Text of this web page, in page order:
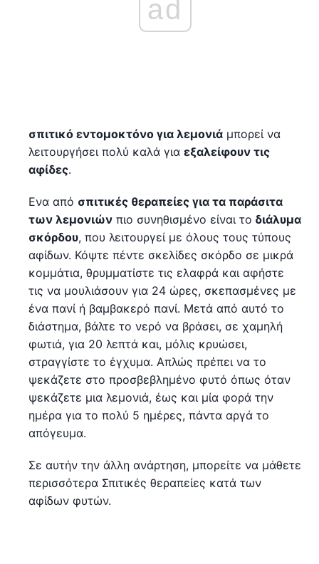
ad
σπιτικό εντομοκτόνο για λεμονιά μπορεί να
λειτουργήσει πολύ καλά για εξαλείφουν τις
αφίδες.
Ενα από σπιτικές θεραπείες για τα παράσιτα
των λεμονιών πιο συνηθισμένο είναι το διάλυμα
σκόρδου, που λειτουργεί με όλους τους τύπους
αφίδων. Κόψτε πέντε σκελίδες σκόρδο σε μικρά
κομμάτια, θρυμματίστε τις ελαφρά και αφήστε
τις να μουλιάσουν για 24 ώρες, σκεπασμένες με
ένα πανί ή βαμβακερό πανί. Μετά από αυτό το
διάστημα, βάλτε το νερό να βράσει, σε χαμηλή
φωτιά, για 20 λεπτά και, μόλις κρυώσει,
στραγγίστε το έγχυμα. Απλώς πρέπει να το
ψεκάζετε στο προσβεβλημένο φυτό όπως όταν
ψεκάζετε μια λεμονιά, έως και μία φορά την
ημέρα για το πολύ 5 ημέρες, πάντα αργά το
απόγευμα.
Σε αυτήν την άλλη ανάρτηση, μπορείτε να μάθετε
περισσότερα Σπιτικές θεραπείες κατά των
αφίδων φυτών.